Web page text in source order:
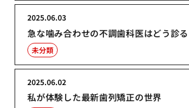
急な噛み合わせの不調歯科医はどう診る
2025.06.03
未分類
私が体験した最新歯列矯正の世界
2025.06.02